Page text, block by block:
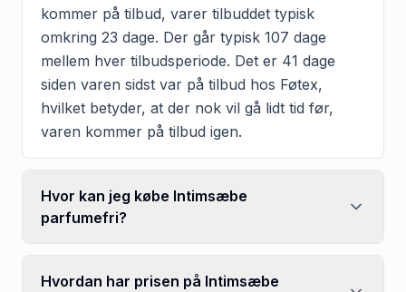
kommer på tilbud, varer tilbuddet typisk
omkring 23 dage. Der går typisk 107 dage
mellem hver tilbudsperiode. Det er 41 dage
siden varen sidst var på tilbud hos Føtex,
hvilket betyder, at der nok vil gå lidt tid før,
varen kommer på tilbud igen.
Hvor kan jeg købe Intimsæbe
parfumefri?
Hvordan har prisen på Intimsæbe